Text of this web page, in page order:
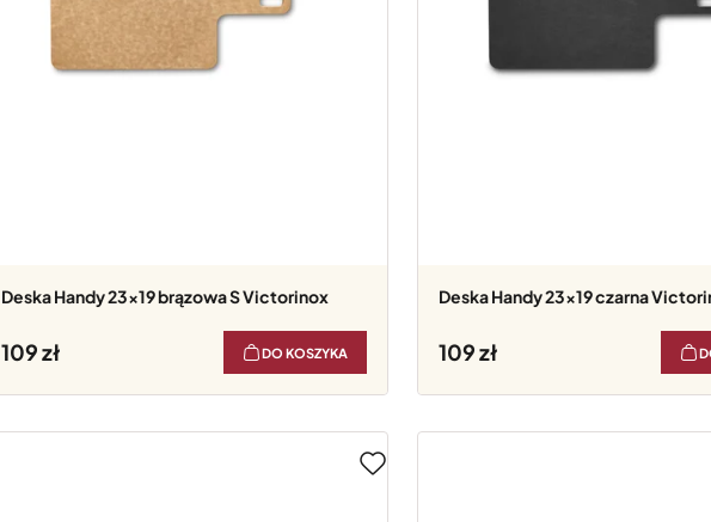
Deska Handy 23x19 brązowa S Victorinox
109 DO KOSZYKA
Deska Handy 23x19 czarna
109